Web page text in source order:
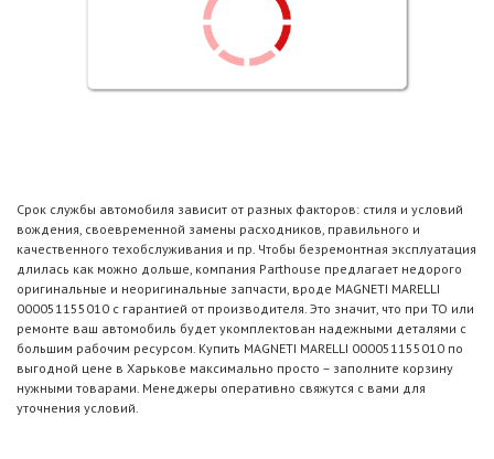
Срок службы автомобиля зависит от разных факторов: стиля и условий
вождения, своевременной замены расходников, правильного и
качественного техобслуживания и пр. Чтобы безремонтная эксплуатация
длилась как можно дольше, компания Parthouse предлагает недорого
оригинальные и неоригинальные запчасти, вроде MAGNETI MARELLI
000051155010 с гарантией от производителя. Это значит, что при ТО или
ремонте ваш автомобиль будет укомплектован надежными деталями с
большим рабочим ресурсом. Купить MAGNETI MARELLI 000051155010 по
выгодной цене в Харькове максимально просто – заполните корзину
нужными товарами. Менеджеры оперативно свяжутся с вами для
уточнения условий.